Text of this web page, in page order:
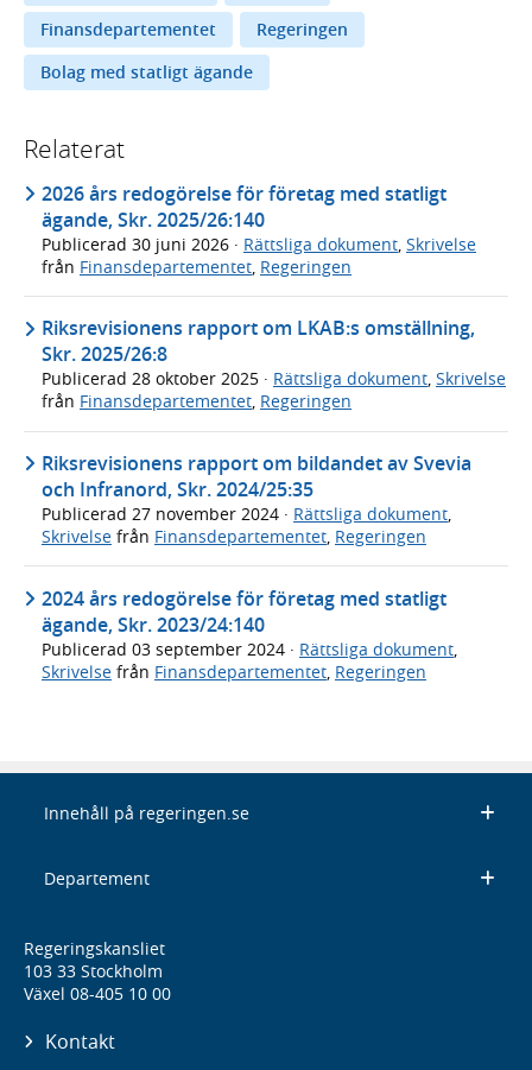
Finansdepartementet
Regeringen
Bolag med statligt ägande
Relaterat
2026 års redogörelse för företag med statligt
ägande, Skr. 2025/26:140
Publicerad 30 juni 2026 · Rättsliga dokument, Skrivelse
från Finansdepartementet, Regeringen
Riksrevisionens rapport om LKAB:s omställning,
Skr. 2025/26:8
Publicerad 28 oktober 2025 · Rättsliga dokument, Skrivelse
från Finansdepartementet, Regeringen
Riksrevisionens rapport om bildandet av Svevia
och Infranord, Skr. 2024/25:35
Publicerad 27 november 2024 · Rättsliga dokument,
Skrivelse från Finansdepartementet, Regeringen
2024 års redogörelse för företag med statligt
ägande, Skr. 2023/24:140
Publicerad 03 september 2024 · Rättsliga dokument
Skrivelse från Finansdepartementet Regeringen
Innehåll på regeringen.se
Departement
Regeringskansliet
103 33 Stockholm
Växel 08-405 10 00
Kontakt